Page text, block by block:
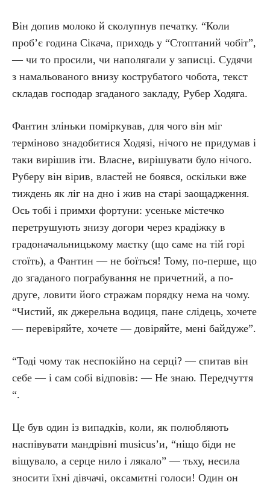
Він допив молоко й сколупнув печатку. “Коли
проб’є година Сікача, приходь у “Стоптаний чобіт”,
— чи то просили, чи наполягали у записці. Судячи
з намальованого внизу кострубатого чобота, текст
складав господар згаданого закладу, Рубер Ходяга.
Фантин зліньки поміркував, для чого він міг
терміново знадобитися Ходязі, нічого не придумав і
таки вирішив іти. Власне, вирішувати було нічого.
Руберу він вірив, властей не боявся, оскільки вже
тиждень як ліг на дно і жив на старі заощадження.
Ось тобі і примхи фортуни: усеньке містечко
перетрушують знизу догори через крадіжку в
градоначальницькому маєтку (що саме на тій горі
стоїть), а Фантин — не боїться! Тому, по-перше, що
до згаданого пограбування не причетний, а по-
друге, ловити його стражам порядку нема на чому.
“Чистий, як джерельна водиця, пане слідець, хочете
— перевіряйте, хочете — довіряйте, мені байдуже”.
“Тоді чому так неспокійно на серці? — спитав він
себе — і сам собі відповів: — Не знаю. Передчуття
“.
Це був один із випадків, коли, як полюбляють
наспівувати мандрівні musicus’и, “ніщо біди не
віщувало, а серце нило і лякало” — тьху, несила
зносити їхні дівчачі, оксамитні голоси! Один он